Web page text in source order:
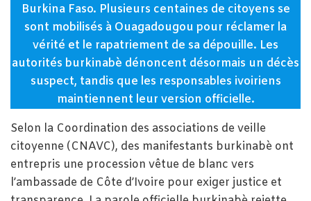
Burkina Faso. Plusieurs centaines de citoyens se
sont mobilisés à Ouagadougou pour réclamer la
vérité et le rapatriement de sa dépouille. Les
autorités burkinabè dénoncent désormais un décès
suspect, tandis que les responsables ivoiriens
maintiennent leur version officielle.
Selon la Coordination des associations de veille
citoyenne (CNAVC), des manifestants burkinabè ont
entrepris une procession vêtue de blanc vers
l’ambassade de Côte d’Ivoire pour exiger justice et